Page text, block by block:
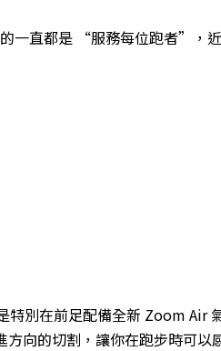
一直都是 “服務每位跑者”，
別在前足配備全新 Zoom Air
向的切割，讓你在跑步時可以